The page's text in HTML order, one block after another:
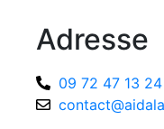
Adresse
09 72 47 13 24